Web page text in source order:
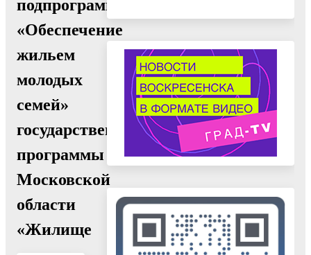
подпрограммы
«Обеспечение
жильем
молодых
семей»
государственной
программы
Московской
области
«Жилище